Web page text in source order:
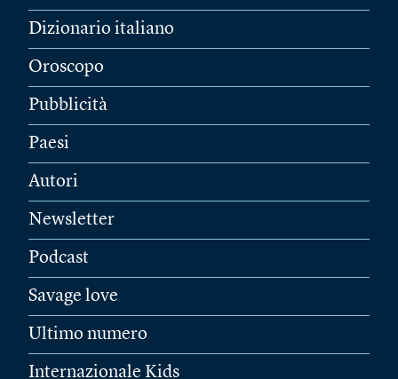
Dizionario italiano
Oroscopo
Pubblicità
Paesi
Autori
Newsletter
Podcast
Savage love
Ultimo numero
Internazionale Kids